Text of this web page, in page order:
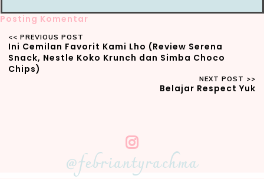
Posting Komentar
Ini Cemilan Favorit Kami Lho (Review Serena
Snack, Nestle Koko Krunch dan Simba Choco
Chips)
Belajar Respect Yuk
@febriantyrachma